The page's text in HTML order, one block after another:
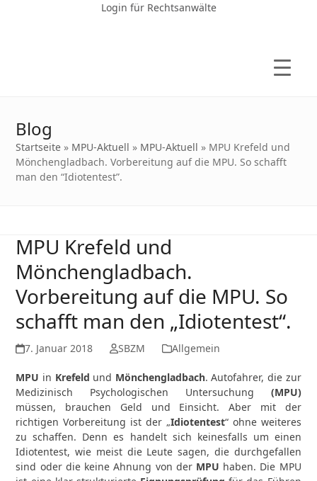
Login für Rechtsanwälte
Blog
Startseite » MPU-Aktuell » MPU-Aktuell » MPU Krefeld und
Mönchengladbach. Vorbereitung auf die MPU. So schafft
man den “Idiotentest”.
MPU Krefeld und
Mönchengladbach.
Vorbereitung auf die MPU. So
schafft man den „Idiotentest“.
7. Januar 2018 SBZM Allgemein
MPU in Krefeld und Mönchengladbach. Autofahrer, die zur
Medizinisch Psychologischen Untersuchung (MPU)
müssen, brauchen Geld und Einsicht. Aber mit der
richtigen Vorbereitung ist der „Idiotentest“ ohne weiteres
zu schaffen. Denn es handelt sich keinesfalls um einen
Idiotentest, wie meist die Leute sagen, die durchgefallen
sind oder die keine Ahnung von derMPU haben. Die MPU